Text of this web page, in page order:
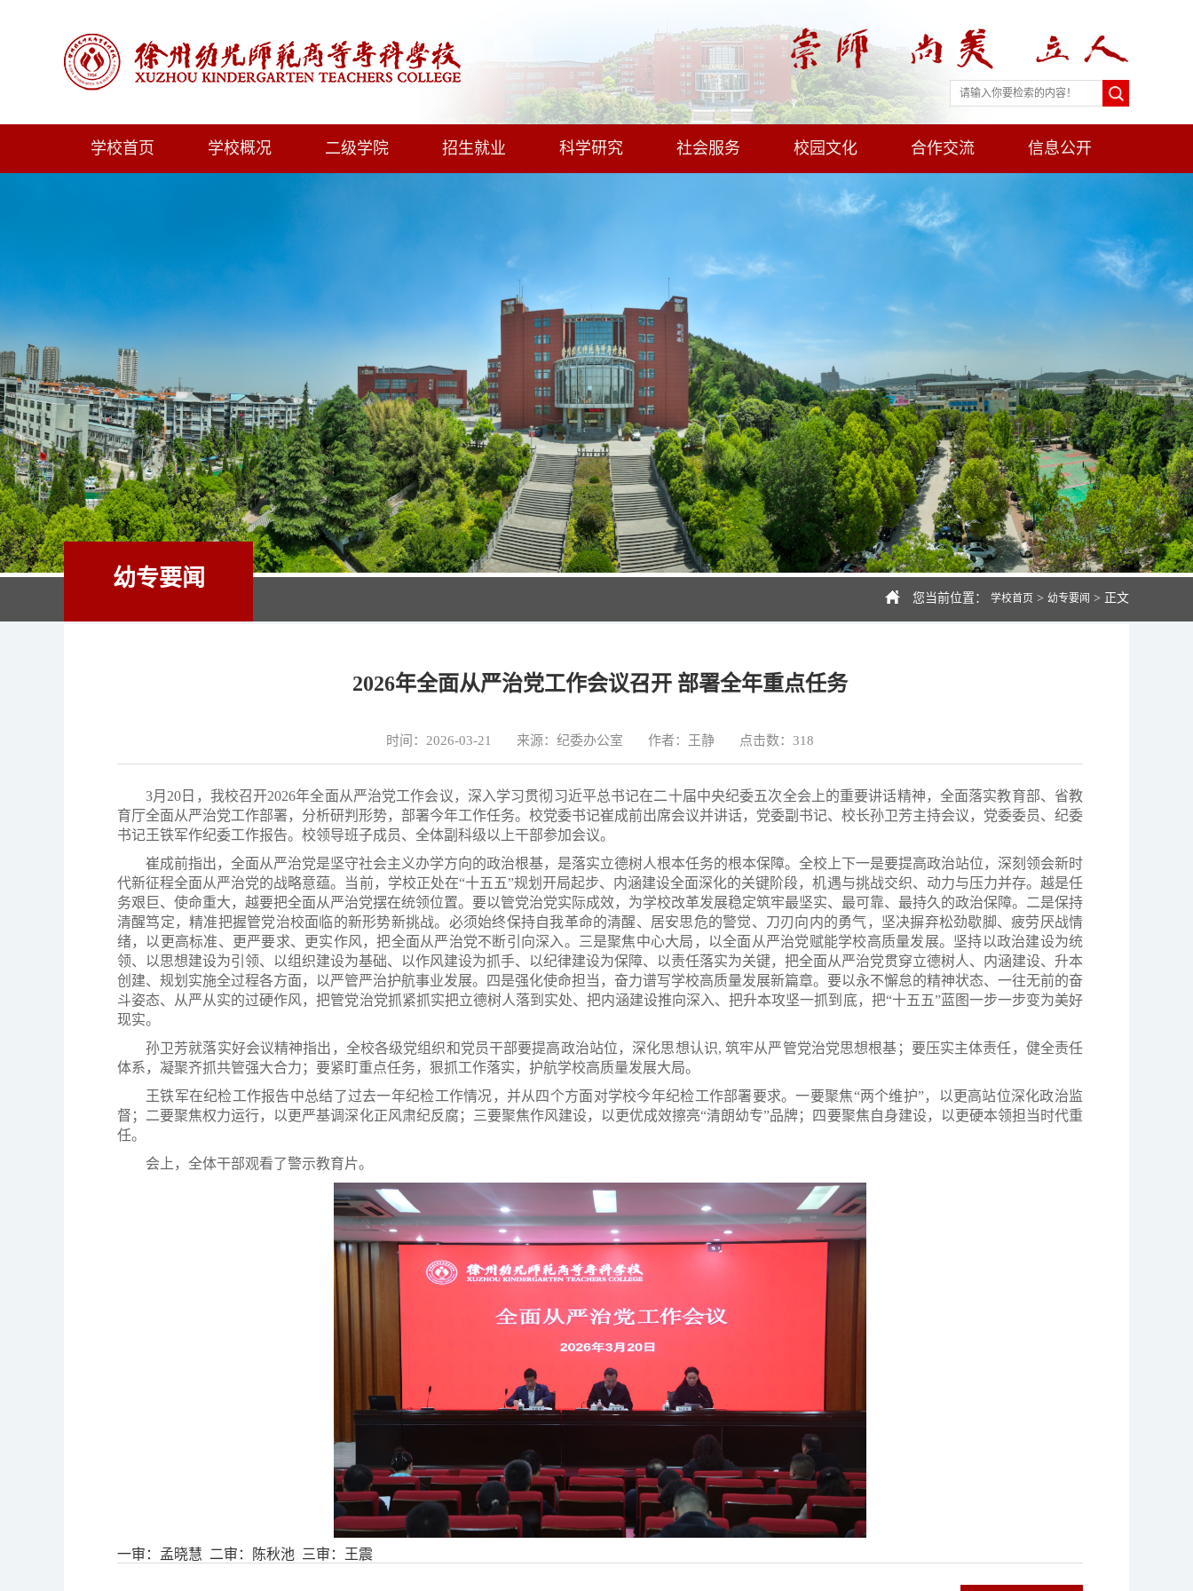
学校首页 学校概况 二级学院 招生就业 科学研究 社会服务 校园文化 合作交流 信息公开
您当前位置： 学校首页 > 幼专要闻 > 正文
幼专要闻
2026年全面从严治党工作会议召开 部署全年重点任务
时间：2026-03-21 来源：纪委办公室 作者：王静 点击数： 318
3月20日，我校召开2026年全面从严治党工作会议，深入学习贯彻习近平总书记在二十届中央纪委五次全会上的重要讲话精神，全面落实教育部、省教
育厅全面从严治党工作部署，分析研判形势，部署今年工作任务。校党委书记崔成前出席会议并讲话，党委副书记、校长孙卫芳主持会议，党委委员、纪委
书记王铁军作纪委工作报告。校领导班子成员、全体副科级以上干部参加会议。
崔成前指出，全面从严治党是坚守社会主义办学方向的政治根基，是落实立德树人根本任务的根本保障。全校上下一是要提高政治站位，深刻领会新时
代新征程全面从严治党的战略意蕴。当前，学校正处在“十五五”规划开局起步、内涵建设全面深化的关键阶段，机遇与挑战交织、动力与压力并存。越是任
务艰巨、使命重大，越要把全面从严治党摆在统领位置。要以管党治党实际成效，为学校改革发展稳定筑牢最坚实、最可靠、最持久的政治保障。二是保持
清醒笃定，精准把握管党治校面临的新形势新挑战。必须始终保持自我革命的清醒、居安思危的警觉、刀刃向内的勇气，坚决摒弃松劲歇脚、疲劳厌战情
绪，以更高标准、更严要求、更实作风，把全面从严治党不断引向深入。三是聚焦中心大局，以全面从严治党赋能学校高质量发展。坚持以政治建设为统
领、以思想建设为引领、以组织建设为基础、以作风建设为抓手、以纪律建设为保障、以责任落实为关键，把全面从严治党贯穿立德树人、内涵建设、升本
创建、规划实施全过程各方面，以严管严治护航事业发展。四是强化使命担当，奋力谱写学校高质量发展新篇章。要以永不懈怠的精神状态、一往无前的奋
斗姿态、从严从实的过硬作风，把管党治党抓紧抓实把立德树人落到实处、把内涵建设推向深入、把升本攻坚一抓到底，把“十五五”蓝图一步一步变为美好
现实。
孙卫芳就落实好会议精神指出，全校各级党组织和党员干部要提高政治站位，深化思想认识, 筑牢从严管党治党思想根基；要压实主体责任，健全责任
体系，凝聚齐抓共管强大合力；要紧盯重点任务，狠抓工作落实，护航学校高质量发展大局。
王铁军在纪检工作报告中总结了过去一年纪检工作情况，并从四个方面对学校今年纪检工作部署要求。一要聚焦“两个维护”，以更高站位深化政治监
督；二要聚焦权力运行，以更严基调深化正风肃纪反腐；三要聚焦作风建设，以更优成效擦亮“清朗幼专”品牌；四要聚焦自身建设，以更硬本领担当时代重
任。
会上，全体干部观看了警示教育片。
一审：孟晓慧 二审：陈秋池 三审：王震